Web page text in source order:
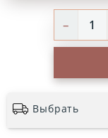
–
Выбрать